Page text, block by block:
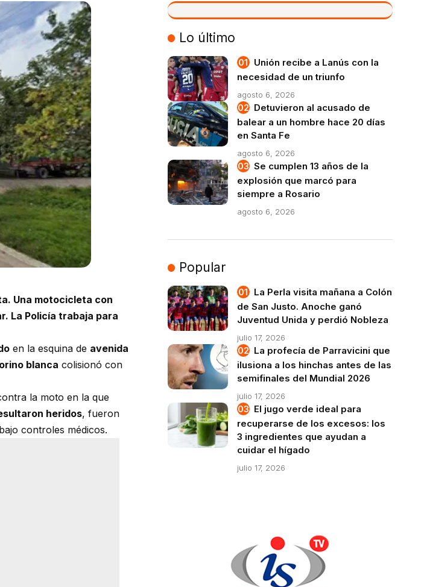
Una motocicleta con
La Policía trabaja para
en la esquina de avenida
blanca colisionó con
la moto en la que
heridos, fueron
controles médicos.
VIVO
Lo último
Unión recibe a Lanús con la
necesidad de un triunfo
agosto 6, 2026
Detuvieron al acusado de
balear a un hombre hace 20 días
en Santa Fe
agosto 6, 2026
Se cumplen 13 años de la
explosión que marcó para
siempre a Rosario
agosto 6, 2026
Popular
La Perla visita mañana a Colón
de San Justo. Anoche ganó
Juventud Unida y perdió Nobleza
julio 17, 2026
La profecía de Parravicini que
ilusiona a los hinchas antes de las
semifinales del Mundial 2026
julio 17, 2026
El jugo verde ideal para
recuperarse de los excesos: los
3 ingredientes que ayudan a
cuidar el hígado
julio 17, 2026